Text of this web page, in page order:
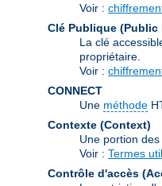
Voir :
Clé Publique (Public
La clé
propriétaire.
Voir :
CONNECT
Une méthode
Contexte (Context)
Une portion des
Voir : Termes
Contrôle d'accès